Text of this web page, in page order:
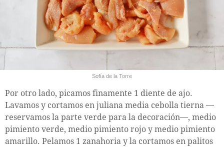
Sofía de la Torre
Por otro lado, picamos finamente 1 diente de ajo.
Lavamos y cortamos en juliana media cebolla tierna —
reservamos la parte verde para la decoración—, medio
pimiento verde, medio pimiento rojo y medio pimiento
amarillo. Pelamos 1 zanahoria y la cortamos en palitos